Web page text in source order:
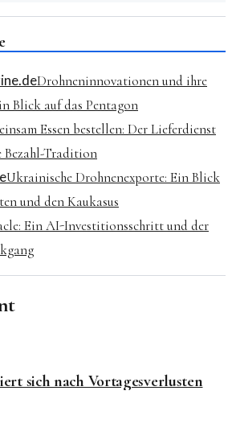
Drohneninnovationen und ihre
Blick auf das Pentagon
Essen bestellen: Der Lieferdienst
Bezahl-Tradition
Ukrainische Drohnenexporte: Ein Blick
und den Kaukasus
Ein AI-Investitionsschritt und der
sich nach Vortagesverlusten